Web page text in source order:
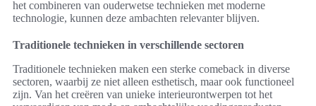
het combineren van ouderwetse technieken met moderne
technologie, kunnen deze ambachten relevanter blijven.
Traditionele technieken in verschillende sectoren
Traditionele technieken maken een sterke comeback in diverse
sectoren, waarbij ze niet alleen esthetisch, maar ook functioneel
zijn. Van het creëren van unieke interieurontwerpen tot het